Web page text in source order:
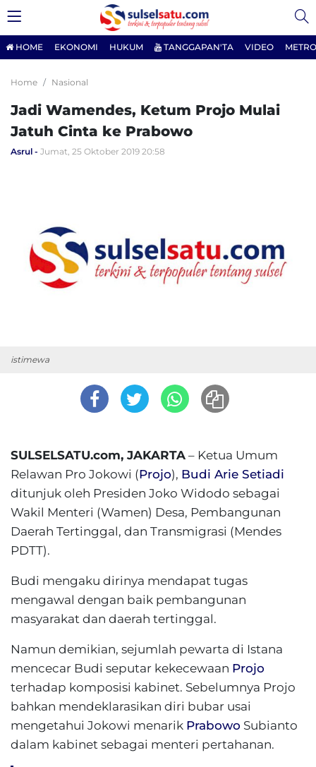
HOME EKONOMI HUKUM TANGGAPAN'TA VIDEO
Home Nasional
Jadi Wamendes, Ketum Projo Mulai
Jatuh Cinta ke Prabowo
Asrul Jumat, 25 Oktober 2019 20:58
istimewa
SULSELSATU.com, JAKARTA – Ketua Umum
Relawan Pro Jokowi (Projo), Budi Arie Setiadi
ditunjuk oleh Presiden Joko Widodo sebagai
Wakil Menteri (Wamen) Desa, Pembangunan
Daerah Tertinggal, dan Transmigrasi (Mendes
PDTT).
Budi mengaku dirinya mendapat tugas
mengawal dengan baik pembangunan
masyarakat dan daerah tertinggal.
Namun demikian, sejumlah pewarta di Istana
mencecar Budi seputar kekecewaan Projo
terhadap komposisi kabinet. Sebelumnya Projo
bahkan mendeklarasikan diri bubar usai
mengetahui Jokowi menarik Prabowo Subianto
dalam kabinet sebagai menteri pertahanan.